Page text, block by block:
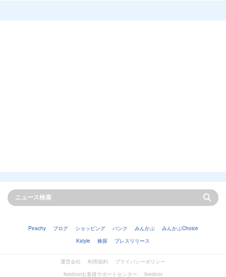
Peachy ブログ ショッピング バンク みんかぶ
みんかぶChoice
Kstyle
株探 プレスリリース
運営会社 利用規約
プライバシーポリシー
livedoorお客様サポートセンター
livedoor